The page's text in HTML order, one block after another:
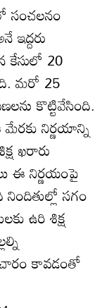
కేసులో 20
మరో 25
కొట్టివేసింది.
నిర్ణయాన్ని
ఖరారు
ఈ నిర్ణయంపై
సగం
ఉరి శిక్ష
కావడంతో